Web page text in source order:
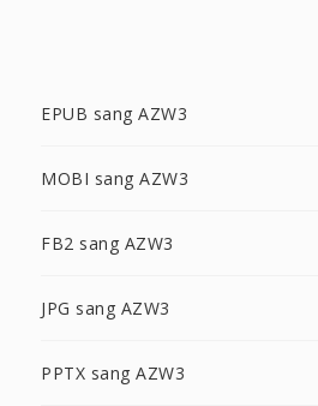
EPUB sang AZW3
MOBI sang AZW3
FB2 sang AZW3
JPG sang AZW3
PPTX sang AZW3